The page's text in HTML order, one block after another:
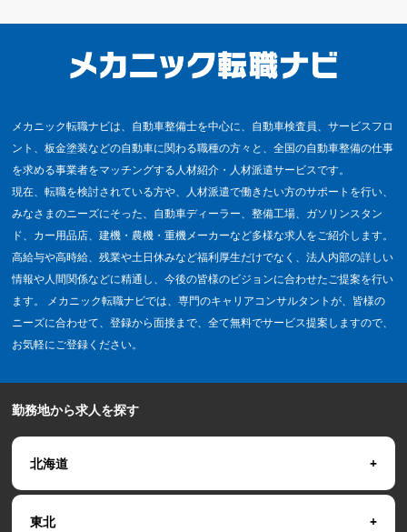
メカニック転職ナビは、自動車整備士を中心に、自動車検査員、サービスフロ
ント、板金塗装などの自動車に関わる職種の方々と、全国の自動車整備の仕事
を求める事業者をマッチングする人材紹介・人材派遣サービスです。
現在、転職を検討されている方や、人材派遣で働きたい方のサポートを行い、
みなさまのニーズにそった、自動車ディーラー、整備工場、ガソリンスタン
ド、カー用品店、建機・農機・重機メーカーなど多様な求人をご紹介します。
高給与や高時給、残業や土日休みなど福利厚生だけでなく、法人内部の詳しい
情報や人間関係などに精通し、今後の皆様のビジョンに合わせたご提案を行い
ます。 メカニック転職ナビでは、専門のキャリアコンサルタントが、皆様の
ニーズに合わせて、登録から面接まで、全て無料でサービス提案しますので、
お気軽にご登録ください。
勤務地から求人を探す
北海道
東北